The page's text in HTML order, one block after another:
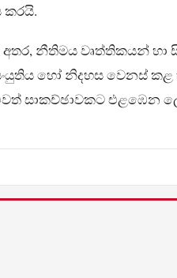
කරයි.
නීතිමය වෘත්තිකයන් හා
හෝ නිදහස වෙනස් කළ
සාකච්ඡාවකට එළඹෙන